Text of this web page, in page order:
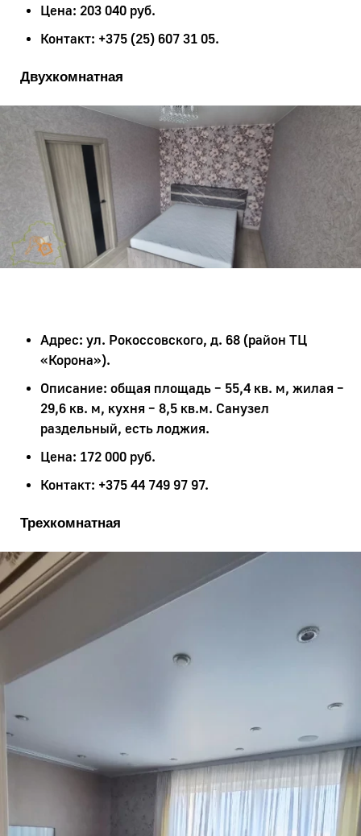
Цена: 203 040 руб.
Контакт: +375 (25) 607 31 05.
Двухкомнатная
Адрес: ул. Рокоссовского, д. 68 (район ТЦ
«Корона»).
Описание: общая площадь – 55,4 кв. м, жилая –
29,6 кв. м, кухня – 8,5 кв.м. Санузел
раздельный, есть лоджия.
Цена: 172 000 руб.
Контакт: +375 44 749 97 97.
Трехкомнатная